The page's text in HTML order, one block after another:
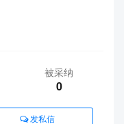
被采纳
0
发私信